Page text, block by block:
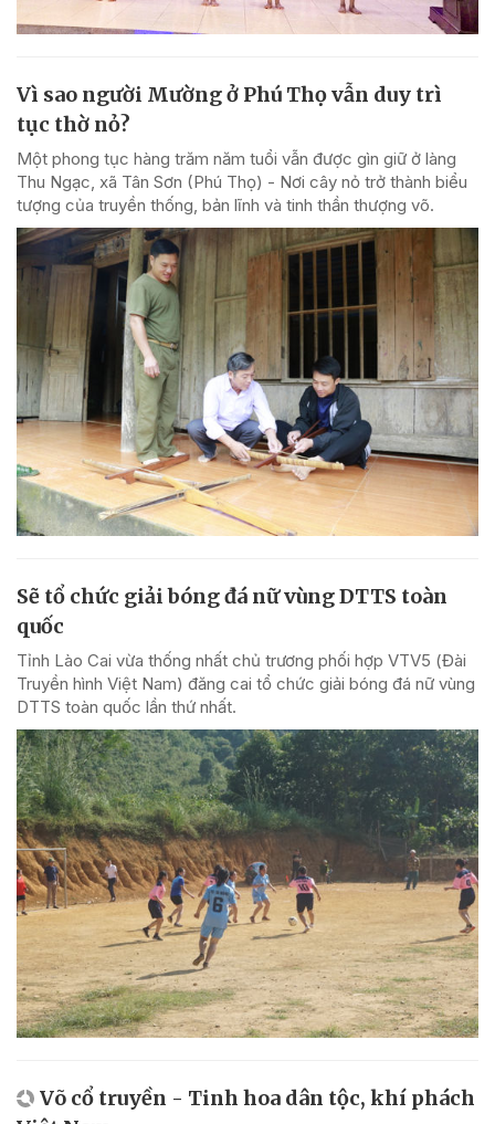
Vì sao người Mường ở Phú Thọ vẫn duy trì
tục thờ nỏ?
Một phong tục hàng trăm năm tuổi vẫn được gìn giữ ở làng
Thu Ngạc, xã Tân Sơn (Phú Thọ) - Nơi cây nỏ trở thành biểu
tượng của truyền thống, bản lĩnh và tinh thần thượng võ.
Sẽ tổ chức giải bóng đá nữ vùng DTTS toàn
quốc
Tỉnh Lào Cai vừa thống nhất chủ trương phối hợp VTV5 (Đài
Truyền hình Việt Nam) đăng cai tổ chức giải bóng đá nữ vùng
DTTS toàn quốc lần thứ nhất.
Võ cổ truyền - Tinh hoa dân tộc, khí phách